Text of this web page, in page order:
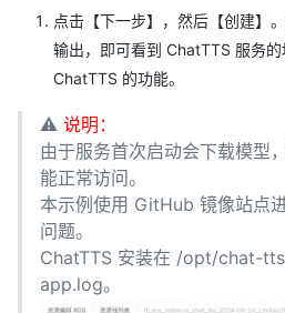
点击【下一步】，然后【创建】
输出，即可看到 ChatTTS 服务
ChatTTS 的功能。
⚠️ 说明：
由于服务首次启动会下载模型
能正常访问。
本示例使用 GitHub 镜像站点
问题。
ChatTTS 安装在 /opt/chat-
app.log。